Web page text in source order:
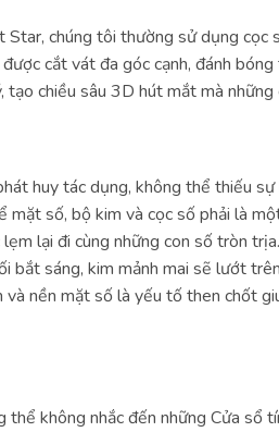
Star, chúng tôi thường sử dụng
cắt vát đa góc cạnh, đánh
tạo chiều sâu 3D hút mắt mà
huy tác dụng, không thể thiếu
mặt số, bộ kim và cọc số phải là
lại đi cùng những con số tròn
bắt sáng, kim mảnh mai sẽ lướt
nền mặt số là yếu tố then chốt
thể không nhắc đến những Cửa